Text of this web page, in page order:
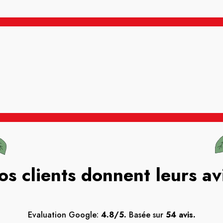
clients donnent leurs
Evaluation Google: 4.8/5. Basée sur 54 avis.